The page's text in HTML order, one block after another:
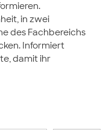
in zwei
des Fachbereichs
Informiert
damit ihr